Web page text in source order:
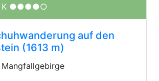
●●●●○
auf den
(1613 m)